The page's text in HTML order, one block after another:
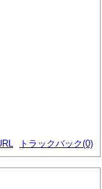
トラックバック(0)